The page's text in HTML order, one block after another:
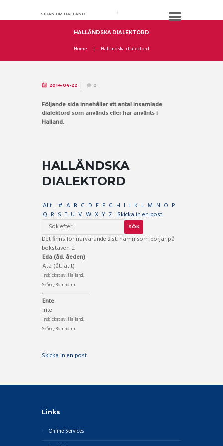
SIDAN OM HALLAND
HALLÄNDSKA DIALEKTORD
Home Halländska dialektord
2014-04-22 0
Följande sida innehåller ett antal insamlade
dialektord som används eller har använts i
Halland.
HALLÄNDSKA
DIALEKTORD
Allt | # A B C D E F G H I J K L M N O P
Q R S T U V W X Y Z | Skicka in en post
Det finns för närvarande 2 st. namn som börjar på
bokstaven E.
Eda (åd, åeden)
Äta (åt, ätit)
Inskickat av: Halland,
Skåne, Bornholm
Ente
Inte
Inskickat av: Halland,
Skåne, Bornholm
Skicka in en post
Links
Online Services